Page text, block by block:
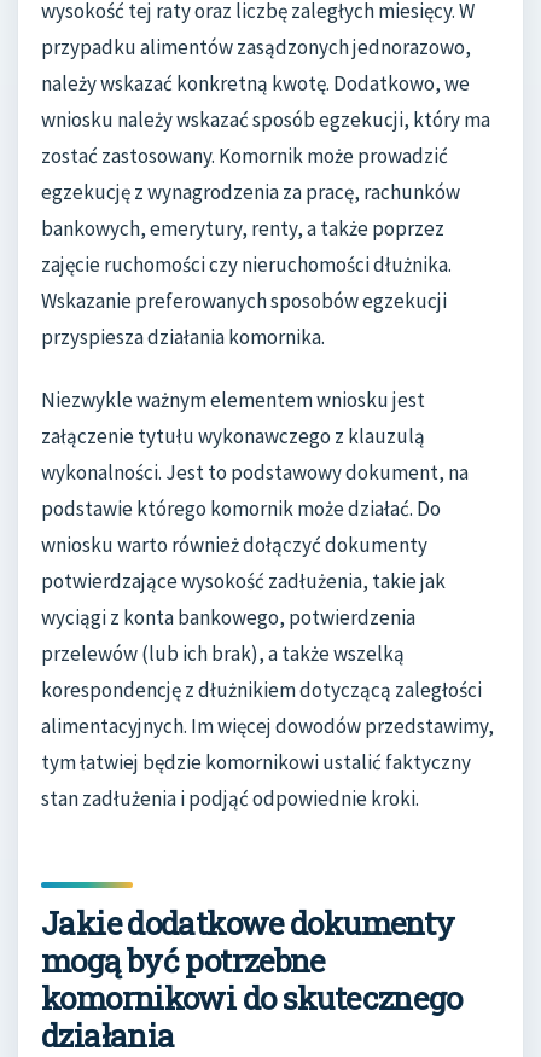
wysokość tej raty oraz liczbę zaległych miesięcy. W
przypadku alimentów zasądzonych jednorazowo,
należy wskazać konkretną kwotę. Dodatkowo, we
wniosku należy wskazać sposób egzekucji, który ma
zostać zastosowany. Komornik może prowadzić
egzekucję z wynagrodzenia za pracę, rachunków
bankowych, emerytury, renty, a także poprzez
zajęcie ruchomości czy nieruchomości dłużnika.
Wskazanie preferowanych sposobów egzekucji
przyspiesza działania komornika.
Niezwykle ważnym elementem wniosku jest
załączenie tytułu wykonawczego z klauzulą
wykonalności. Jest to podstawowy dokument, na
podstawie którego komornik może działać. Do
wniosku warto również dołączyć dokumenty
potwierdzające wysokość zadłużenia, takie jak
wyciągi z konta bankowego, potwierdzenia
przelewów (lub ich brak), a także wszelką
korespondencję z dłużnikiem dotyczącą zaległości
alimentacyjnych. Im więcej dowodów przedstawimy,
tym łatwiej będzie komornikowi ustalić faktyczny
stan zadłużenia i podjąć odpowiednie kroki.
Jakie dodatkowe dokumenty
mogą być potrzebne
komornikowi do skutecznego
działania